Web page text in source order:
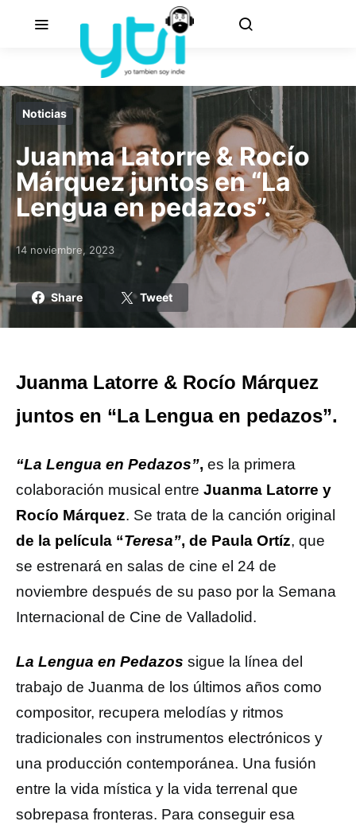
Noticias
Juanma Latorre & Rocío
Márquez juntos en “La
Lengua en pedazos”.
Posted on
14 noviembre, 2023
Share Tweet
Juanma Latorre & Rocío Márquez
juntos en “La Lengua en pedazos”.
“La Lengua en Pedazos”, es la primera
colaboración musical entre Juanma Latorre y
Rocío Márquez. Se trata de la canción original
de la película “Teresa”, de Paula Ortíz, que
se estrenará en salas de cine el 24 de
noviembre después de su paso por la Semana
Internacional de Cine de Valladolid.
La Lengua en Pedazos sigue la línea del
trabajo de Juanma de los últimos años como
compositor, recupera melodías y ritmos
tradicionales con instrumentos electrónicos y
una producción contemporánea. Una fusión
entre la vida mística y la vida terrenal que
sobrepasa fronteras. Para conseguir esa